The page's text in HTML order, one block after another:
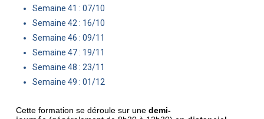
Semaine 41 : 07/10
Semaine 42 : 16/10
Semaine 46 : 09/11
Semaine 47 : 19/11
Semaine 48 : 23/11
Semaine 49 : 01/12
Cette formation se déroule sur une demi-